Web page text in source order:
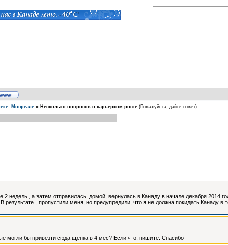
Монреале » Несколько вопросов о карьерном росте (Пожалуйста, дайте совет)